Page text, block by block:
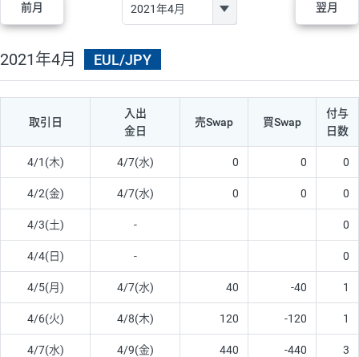
前月 翌月
2021年4月 EUL/JPY
取引日
入出
金日
売Swap 買Swap
付与
日数
4/1(木) 4/7(水) 0 0 0
4/2(金) 4/7(水) 0 0 0
4/3(土) - 0
4/4(日) - 0
4/5(月) 4/7(水) 40 -40 1
4/6(火) 4/8(木) 120 -120 1
4/7(水) 4/9(金) 440 -440 3